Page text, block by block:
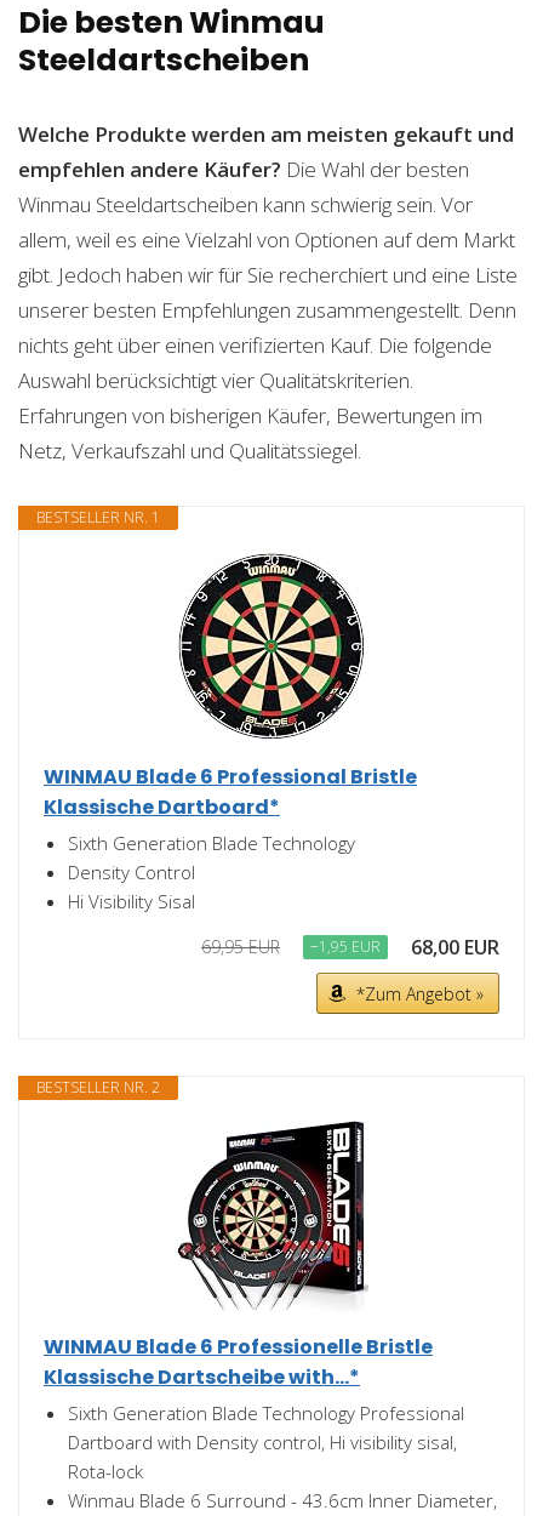
Die besten Winmau
Steeldartscheiben
Welche Produkte werden am meisten gekauft und
empfehlen andere Käufer? Die Wahl der besten
Winmau Steeldartscheiben kann schwierig sein. Vor
allem, weil es eine Vielzahl von Optionen auf dem Markt
gibt. Jedoch haben wir für Sie recherchiert und eine Liste
unserer besten Empfehlungen zusammengestellt. Denn
nichts geht über einen verifizierten Kauf. Die folgende
Auswahl berücksichtigt vier Qualitätskriterien.
Erfahrungen von bisherigen Käufer, Bewertungen im
Netz, Verkaufszahl und Qualitätssiegel.
BESTSELLER NR. 1
WINMAU Blade 6 Professional Bristle
Klassische Dartboard*
Sixth Generation Blade Technology
Density Control
Hi Visibility Sisal
69,95 EUR −1,95 EUR 68,00 EUR
*Zum Angebot »
BESTSELLER NR. 2
WINMAU Blade 6 Professionelle Bristle
Klassische Dartscheibe with...*
Sixth Generation Blade Technology Professional
Dartboard with Density control, Hi visibility sisal,
Rota-lock
Winmau Blade 6 Surround - 43.6cm Inner Diameter,